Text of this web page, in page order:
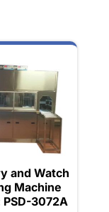
and Watch
Machine
3072A